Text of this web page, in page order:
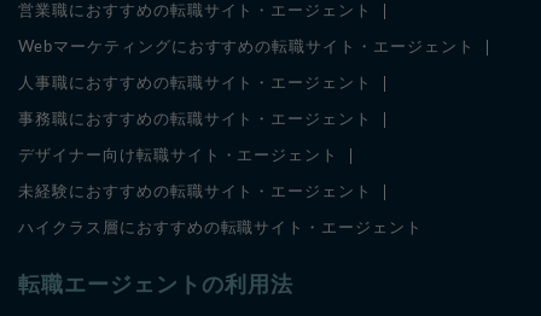
営業職におすすめの転職サイト・エージェント
Webマーケティングにおすすめの転職サイト・エージェント
人事職におすすめの転職サイト・エージェント
事務職におすすめの転職サイト・エージェント
デザイナー向け転職サイト・エージェント
未経験におすすめの転職サイト・エージェント
ハイクラス層におすすめの転職サイト・エージェント
転職エージェントの利用法